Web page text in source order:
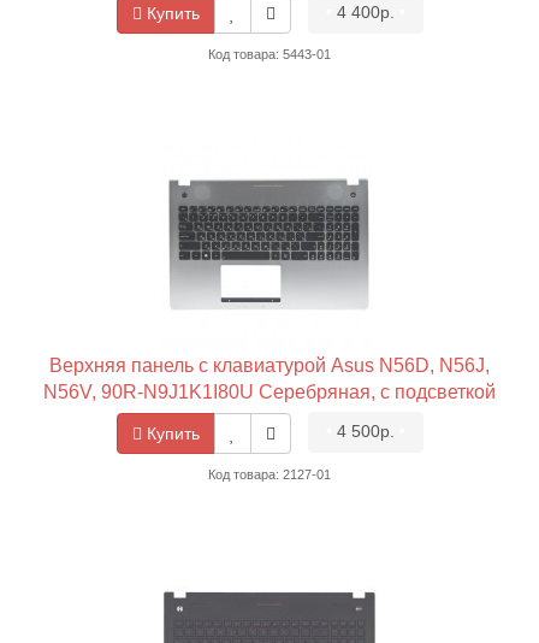
Купить 4 400р.
Код товара: 5443-01
Верхняя панель с клавиатурой Asus N56D, N56J,
N56V, 90R-N9J1K1I80U Серебряная, с подсветкой
Купить 4 500р.
Код товара: 2127-01